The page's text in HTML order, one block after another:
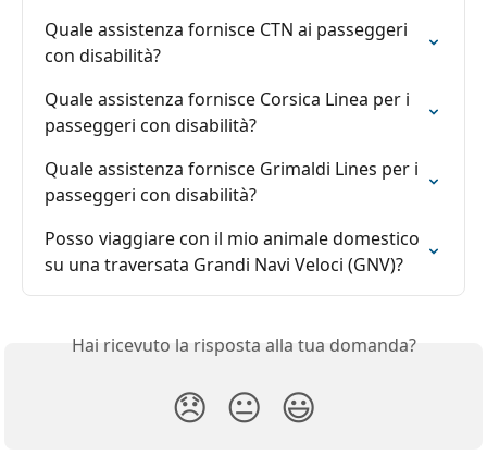
Quale assistenza fornisce CTN ai passeggeri
con disabilità?
Quale assistenza fornisce Corsica Linea per i
passeggeri con disabilità?
Quale assistenza fornisce Grimaldi Lines per i
passeggeri con disabilità?
Posso viaggiare con il mio animale domestico
su una traversata Grandi Navi Veloci (GNV)?
Hai ricevuto la risposta alla tua domanda?
😞 😐 😃